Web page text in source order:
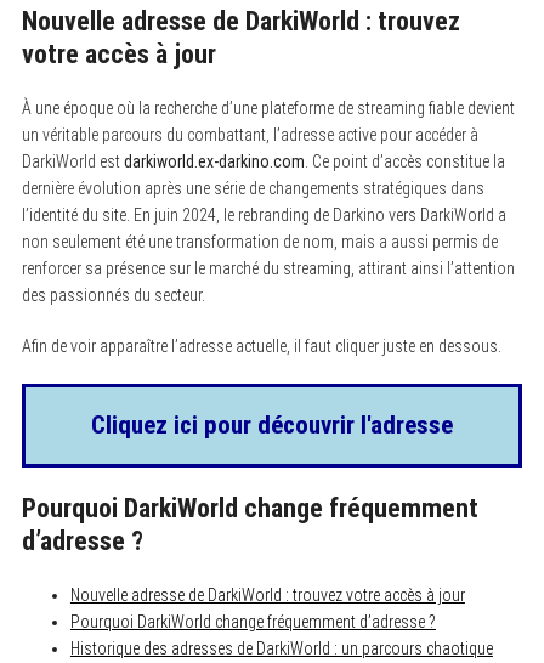
Nouvelle adresse de DarkiWorld : trouvez
votre accès à jour
À une époque où la recherche d’une plateforme de streaming fiable devient
un véritable parcours du combattant, l’adresse active pour accéder à
DarkiWorld estdarkiworld.ex-darkino.com . Ce point d’accès constitue la
dernière évolution après une série de changements stratégiques dans
l’identité du site. En juin 2024, le rebranding de Darkino vers DarkiWorld a
non seulement été une transformation de nom, mais a aussi permis de
renforcer sa présence sur le marché du streaming, attirant ainsi l’attention
des passionnés du secteur.
Afin de voir apparaître l’adresse actuelle, il faut cliquer juste en dessous.
Cliquez ici pour découvrir l'adresse
Pourquoi DarkiWorld change fréquemment
d’adresse ?
Nouvelle adresse de DarkiWorld : trouvez votre accès à jour
Pourquoi DarkiWorld change fréquemment d’adresse ?
Historique des adresses de DarkiWorld : un parcours chaotique